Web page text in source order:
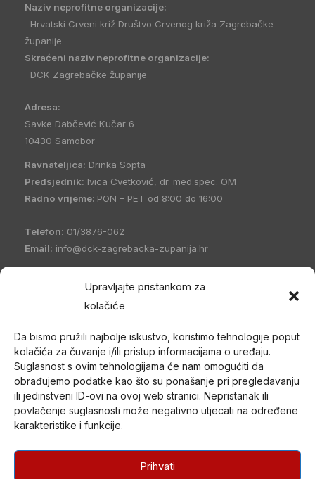
Upravljajte pristankom za
kolačiće
Da bismo pružili najbolje iskustvo, koristimo tehnologije poput
kolačića za čuvanje i/ili pristup informacijama o uređaju.
Suglasnost s ovim tehnologijama će nam omogućiti da
obrađujemo podatke kao što su ponašanje pri pregledavanju
ili jedinstveni ID-ovi na ovoj web stranici. Nepristanak ili
povlačenje suglasnosti može negativno utjecati na određene
karakteristike i funkcije.
Prihvati
Naziv neprofitne organizacije:
Hrvatski Crveni križ Društvo Crvenog križa Zagrebačke
županije
Skraćeni naziv neprofitne organizacije:
DCK Zagrebačke županije
Adresa:
Savke Dabčević Kučar 6
10430 Samobor
Ravnateljica: Drinka Sopta
Predsjednik: Ivica Cvetković, dr. med.spec. OM
Radno vrijeme: PON – PET od 8:00 do 16:00
Telefon: 01/3876-062
Email: info@dck-zagrebacka-zupanija.hr
21096894110
HR5023600001101458235
županije(DCK Zagrebačke županije) osnovano je 1998. godine
u Zagrebu. Po organizacijskom ustrojstvu je zajednica udruga
Gradskih društava Crvenog križa (kao ustrojstvenih oblika –
članica) i jedan od ustrojstvenih oblika Hrvatskog Crvenog križa.
U svom radu promiče humanitarne ciljeve i provodi akcije od opće
koristi nepristrano i bez diskriminacije te djeluje na temelju misije i
polumjeseca.